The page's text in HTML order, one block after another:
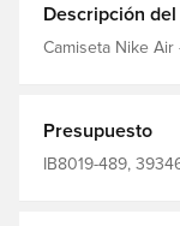
Descripción
Camiseta Nike Air - Azul
Presupuesto
IB8019-489,